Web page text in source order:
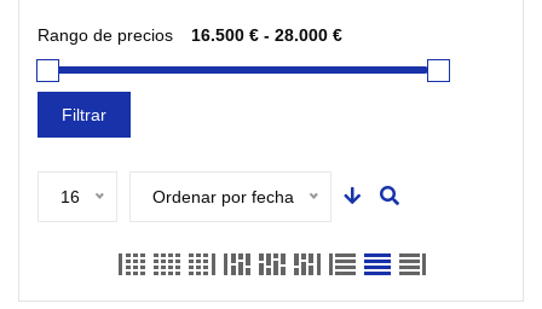
Rango de precios
Filtrar
16 Ordenar por fecha